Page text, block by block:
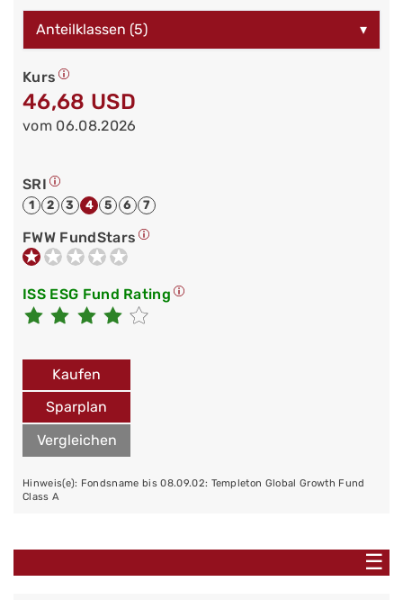
Anteilklassen (5) ▾
Kurs
46,68 USD
vom 06.08.2026
SRI
1 2 3 4 5 6 7
FWW FundStars
ISS ESG Fund Rating
Kaufen
Sparplan
Vergleichen
Hinweis(e): Fondsname bis 08.09.02: Templeton Global Growth Fund
Class A
☰